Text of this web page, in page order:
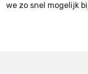
we zo snel mogelijk